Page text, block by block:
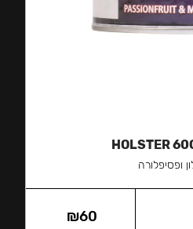
HOLSTER
ופסיפלורה
₪60